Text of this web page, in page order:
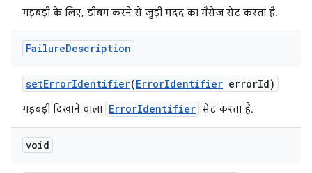
गड़बड़ी के लिए, डीबग करने से जुड़ी मदद का मैसेज सेट करता है.
FailureDescription
setErrorIdentifier(ErrorIdentifier errorId)
गड़बड़ी दिखाने वाला ErrorIdentifier सेट करता है.
void